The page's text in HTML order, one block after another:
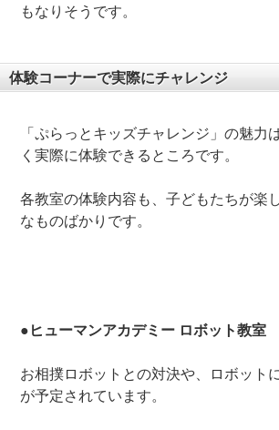
もなりそうです。
体験コーナーで実際にチャレンジ
「ぷらっとキッズチャレンジ」の魅力
く実際に体験できるところです。
各教室の体験内容も、子どもたちが楽
なものばかりです。
●ヒューマンアカデミー ロボット教室
お相撲ロボットとの対決や、ロボット
が予定されています。